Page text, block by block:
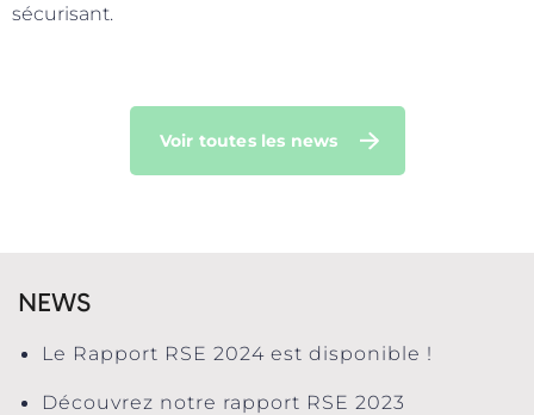
sécurisant.
Voir toutes les news
NEWS
Le Rapport RSE 2024 est disponible !
Découvrez notre rapport RSE 2023